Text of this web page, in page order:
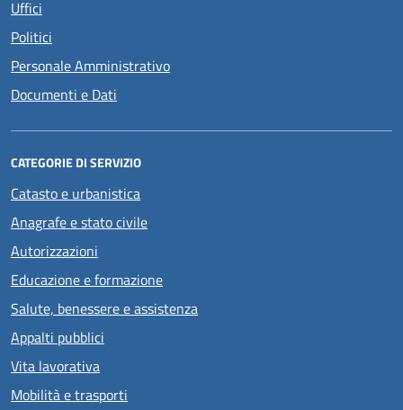
Uffici
Politici
Personale Amministrativo
Documenti e Dati
CATEGORIE DI SERVIZIO
Catasto e urbanistica
Anagrafe e stato civile
Autorizzazioni
Educazione e formazione
Salute, benessere e assistenza
Appalti pubblici
Vita lavorativa
Mobilità e trasporti